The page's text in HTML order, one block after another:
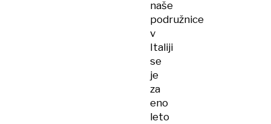
naše
podružnice
v
Italiji
se
je
za
eno
leto